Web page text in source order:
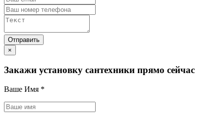
×
Закажи установку сантехники прямо сейчас
Ваше Имя *